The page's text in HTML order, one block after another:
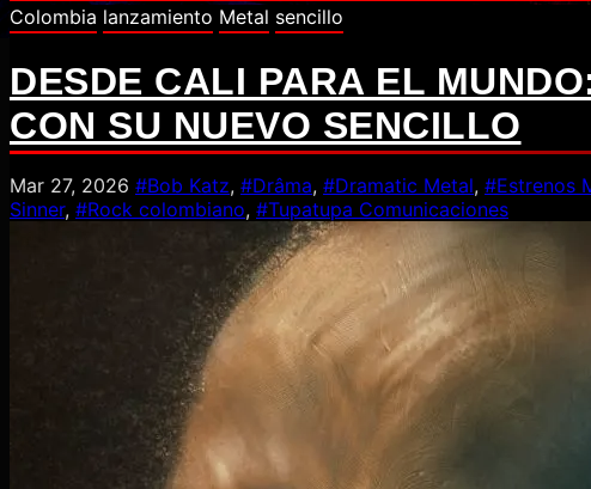
Colombia lanzamiento Metal sencillo
DESDE CALI PARA EL
CON SU NUEVO SENCILLO
Mar 27, 2026 #Bob Katz, #Drâma, #Dramatic Metal, #Estrenos
Sinner, #Rock colombiano, #Tupatupa Comunicaciones